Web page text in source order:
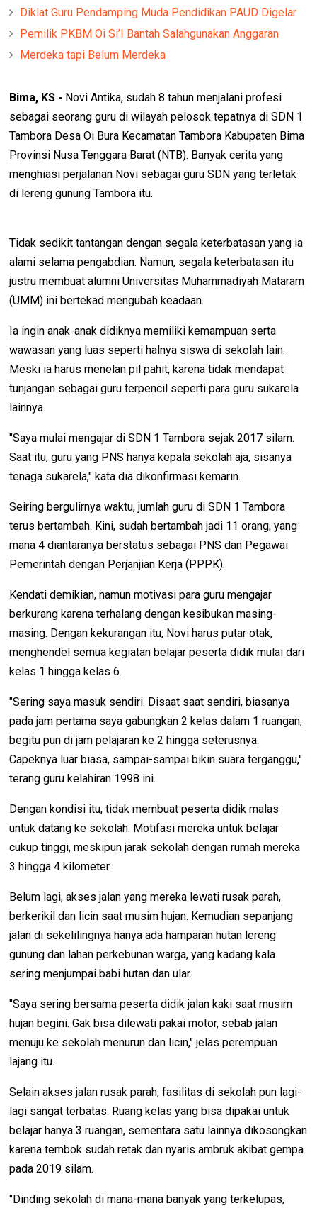
Diklat Guru Pendamping Muda Pendidikan PAUD Digelar
Pemilik PKBM Oi Si’I Bantah Salahgunakan Anggaran
Merdeka tapi Belum Merdeka
Bima, KS - Novi Antika, sudah 8 tahun menjalani profesi
sebagai seorang guru di wilayah pelosok tepatnya di SDN 1
Tambora Desa Oi Bura Kecamatan Tambora Kabupaten Bima
Provinsi Nusa Tenggara Barat (NTB). Banyak cerita yang
menghiasi perjalanan Novi sebagai guru SDN yang terletak
di lereng gunung Tambora itu.
Tidak sedikit tantangan dengan segala keterbatasan yang ia
alami selama pengabdian. Namun, segala keterbatasan itu
justru membuat alumni Universitas Muhammadiyah Mataram
(UMM) ini bertekad mengubah keadaan.
Ia ingin anak-anak didiknya memiliki kemampuan serta
wawasan yang luas seperti halnya siswa di sekolah lain.
Meski ia harus menelan pil pahit, karena tidak mendapat
tunjangan sebagai guru terpencil seperti para guru sukarela
lainnya.
"Saya mulai mengajar di SDN 1 Tambora sejak 2017 silam.
Saat itu, guru yang PNS hanya kepala sekolah aja, sisanya
tenaga sukarela," kata dia dikonfirmasi kemarin.
Seiring bergulirnya waktu, jumlah guru di SDN 1 Tambora
terus bertambah. Kini, sudah bertambah jadi 11 orang, yang
mana 4 diantaranya berstatus sebagai PNS dan Pegawai
Pemerintah dengan Perjanjian Kerja (PPPK).
Kendati demikian, namun motivasi para guru mengajar
berkurang karena terhalang dengan kesibukan masing-
masing. Dengan kekurangan itu, Novi harus putar otak,
menghendel semua kegiatan belajar peserta didik mulai dari
kelas 1 hingga kelas 6.
"Sering saya masuk sendiri. Disaat saat sendiri, biasanya
pada jam pertama saya gabungkan 2 kelas dalam 1 ruangan,
begitu pun di jam pelajaran ke 2 hingga seterusnya.
Capeknya luar biasa, sampai-sampai bikin suara terganggu,"
terang guru kelahiran 1998 ini.
Dengan kondisi itu, tidak membuat peserta didik malas
untuk datang ke sekolah. Motifasi mereka untuk belajar
cukup tinggi, meskipun jarak sekolah dengan rumah mereka
3 hingga 4 kilometer.
Belum lagi, akses jalan yang mereka lewati rusak parah,
berkerikil dan licin saat musim hujan. Kemudian sepanjang
jalan di sekelilingnya hanya ada hamparan hutan lereng
gunung dan lahan perkebunan warga, yang kadang kala
sering menjumpai babi hutan dan ular.
"Saya sering bersama peserta didik jalan kaki saat musim
hujan begini. Gak bisa dilewati pakai motor, sebab jalan
menuju ke sekolah menurun dan licin," jelas perempuan
lajang itu.
Selain akses jalan rusak parah, fasilitas di sekolah pun lagi-
lagi sangat terbatas. Ruang kelas yang bisa dipakai untuk
belajar hanya 3 ruangan, sementara satu lainnya dikosongkan
karena tembok sudah retak dan nyaris ambruk akibat gempa
pada 2019 silam.
"Dinding sekolah di mana-mana banyak yang terkelupas,